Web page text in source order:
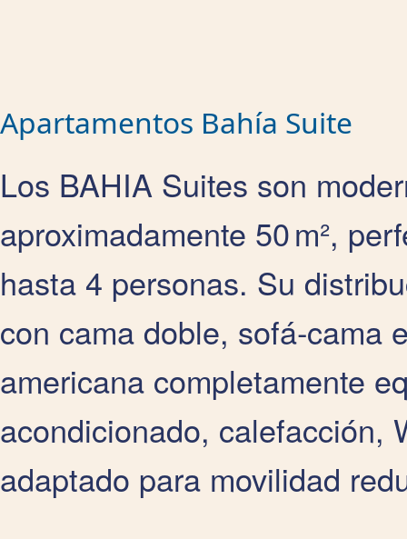
Apartamentos Bahía Suite
Los BAHIA Suites son
aproximadamente 50 m²,
hasta 4 personas. Su
con cama doble, sofá‑cama
americana completamente
acondicionado, calefacción,
adaptado para movilidad